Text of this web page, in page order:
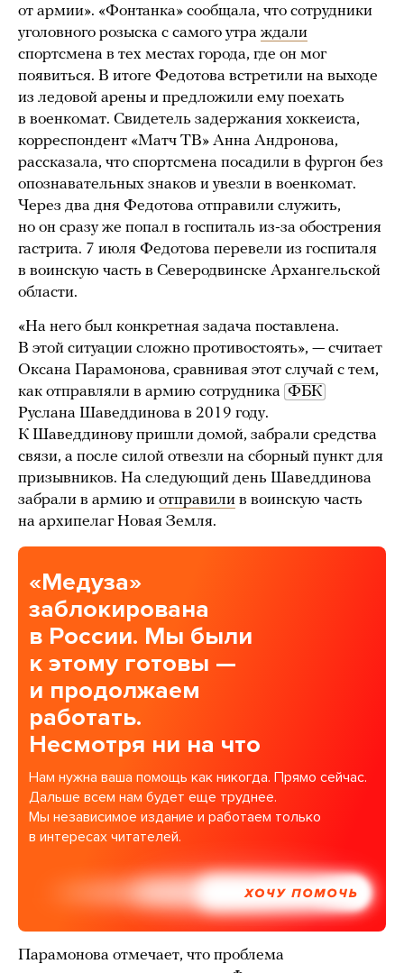
от армии». «Фонтанка» сообщала, что сотрудники
уголовного розыска с самого утра ждали
спортсмена в тех местах города, где он мог
появиться. В итоге Федотова встретили на выходе
из ледовой арены и предложили ему поехать
в военкомат. Свидетель задержания хоккеиста,
корреспондент «Матч ТВ» Анна Андронова,
рассказала, что спортсмена посадили в фургон без
опознавательных знаков и увезли в военкомат.
Через два дня Федотова отправили служить,
но он сразу же попал в госпиталь из-за обострения
гастрита. 7 июля Федотова перевели из госпиталя
в воинскую часть в Северодвинске Архангельской
области.
«На него был конкретная задача поставлена.
В этой ситуации сложно противостоять», — считает
Оксана Парамонова, сравнивая этот случай с тем,
как отправляли в армию сотрудника ФБК
Руслана Шаведдинова в 2019 году.
К Шаведдинову пришли домой, забрали средства
связи, а после силой отвезли на сборный пункт для
призывников. На следующий день Шаведдинова
забрали в армию и отправили в воинскую часть
на архипелаг Новая Земля.
«Медуза»
заблокирована
в России. Мы были
к этому готовы —
и продолжаем
работать.
Несмотря ни на что
Нам нужна ваша помощь как никогда. Прямо сейчас.
Дальше всем нам будет еще труднее.
Мы независимое издание и работаем только
в интересах читателей.
ХОЧУ ПОМОЧЬ
Парамонова отмечает, что проблема